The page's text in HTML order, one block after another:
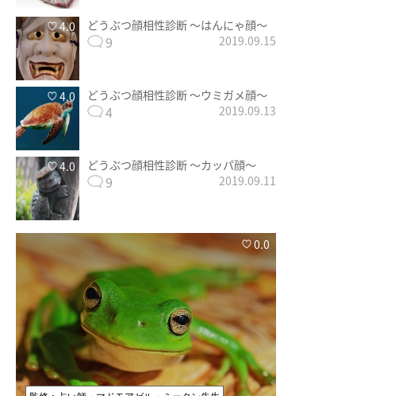
4.0 どうぶつ顔相性診断 〜はんにゃ顔〜
9 2019.09.15
4.0 どうぶつ顔相性診断 〜ウミガメ顔〜
4 2019.09.13
4.0 どうぶつ顔相性診断 〜カッパ顔〜
9 2019.09.11
0.0